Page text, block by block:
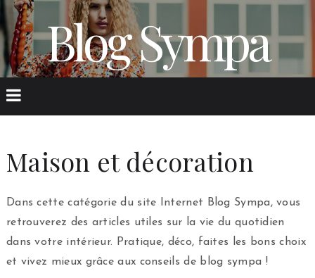
Blog Sympa
Maison et décoration
Dans cette catégorie du site Internet Blog Sympa, vous
retrouverez des articles utiles sur la vie du quotidien
dans votre intérieur. Pratique, déco, faites les bons choix
et vivez mieux grâce aux conseils de blog sympa !